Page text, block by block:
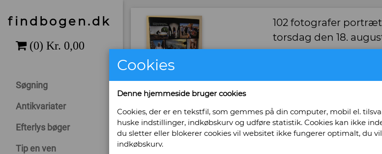
findbogen.dk
Søgning
Antikvariater
Efterlys bøger
Tip en ven
102 fotografer
torsdag den 18.
Forlag: Palle Fogtdal -
Indbinding: Hæftet
Stort format. Billedtekst:
Pris: Kr. 95,00
Læg i kurv
Cookies
Denne hjemmeside bruger cookies
Cookies, der er en tekstfil, som gemmes på din computer, mobil el.
huske indstillinger, indkøbskurv og udføre statistik. Cookies kan ikke
du sletter eller blokerer cookies vil websitet ikke fungerer optimalt, du
indkøbskurv.